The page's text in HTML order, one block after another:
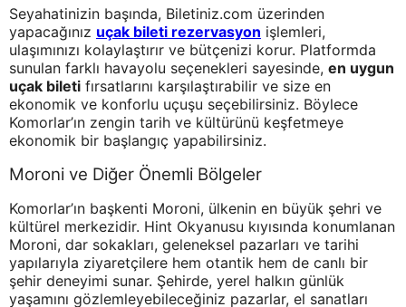
Seyahatinizin başında, Biletiniz.com üzerinden
yapacağınız uçak bileti rezervasyon işlemleri,
ulaşımınızı kolaylaştırır ve bütçenizi korur. Platformda
sunulan farklı havayolu seçenekleri sayesinde, en uygun
uçak bileti fırsatlarını karşılaştırabilir ve size en
ekonomik ve konforlu uçuşu seçebilirsiniz. Böylece
Komorlar’ın zengin tarih ve kültürünü keşfetmeye
ekonomik bir başlangıç yapabilirsiniz.
Moroni ve Diğer Önemli Bölgeler
Komorlar’ın başkenti Moroni, ülkenin en büyük şehri ve
kültürel merkezidir. Hint Okyanusu kıyısında konumlanan
Moroni, dar sokakları, geleneksel pazarları ve tarihi
yapılarıyla ziyaretçilere hem otantik hem de canlı bir
şehir deneyimi sunar. Şehirde, yerel halkın günlük
yaşamını gözlemleyebileceğiniz pazarlar, el sanatları